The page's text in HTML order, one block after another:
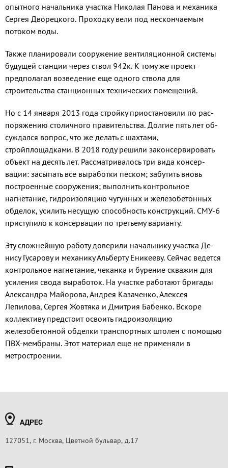
опытно­го начальника участка Николая Панова и механика
Сергея Дво­рецкого. Проходку вели под не­скончаемым
потоком воды.
Также планировали сооруже­ние вентиляционной системы
будущей станции через ствол 942к. К тому же проект
предпола­гал возведение еще одного ство­ла для
строительства станцион­ных технических помещений.
Но с 14 января 2013 года стройку приостановили по рас­
поряжению столичного прави­тельства. Долгие пять лет об­
суждался вопрос, что же делать с шахтами,
стройплощадками. В 2018 году решили законсерви­ровать
объект на десять лет. Рас­сматривалось три вида консер­
вации: засыпать все выработки песком; забутить вновь
постро­енные сооружения; выполнить контрольное
нагнетание, гидро­изоляцию чугунных и железобе­тонных
обделок, усилить несу­щую способность конструкций. СМУ-6
приступило к консерва­ции по третьему варианту.
Эту сложнейшую работу до­верили начальнику участка Де­
нису Гусарову и механику Аль­берту Еникееву. Сейчас ведется
контрольное нагнетание, чекан­ка и бурение скважин для
усиле­ния свода выработок. На участ­ке работают бригады
Александра Майорова, Андрея Казаченко, Алексея
Лепилова, Сергея Жов­тяка и Дмитрия Бабенко. Вско­ре
коллективу предстоит освоить гидроизоляцию
железобетонной обделки транспортных штолен с помощью
ПВХ-мембраны. Этот материал еще не применяли в
метростроении.
АДРЕС
127051, г. Москва, Цветной бульвар, д.17